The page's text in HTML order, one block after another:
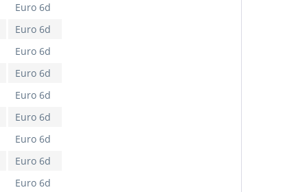
Euro 6d
Euro 6d
Euro 6d
Euro 6d
Euro 6d
Euro 6d
Euro 6d
Euro 6d
Euro 6d